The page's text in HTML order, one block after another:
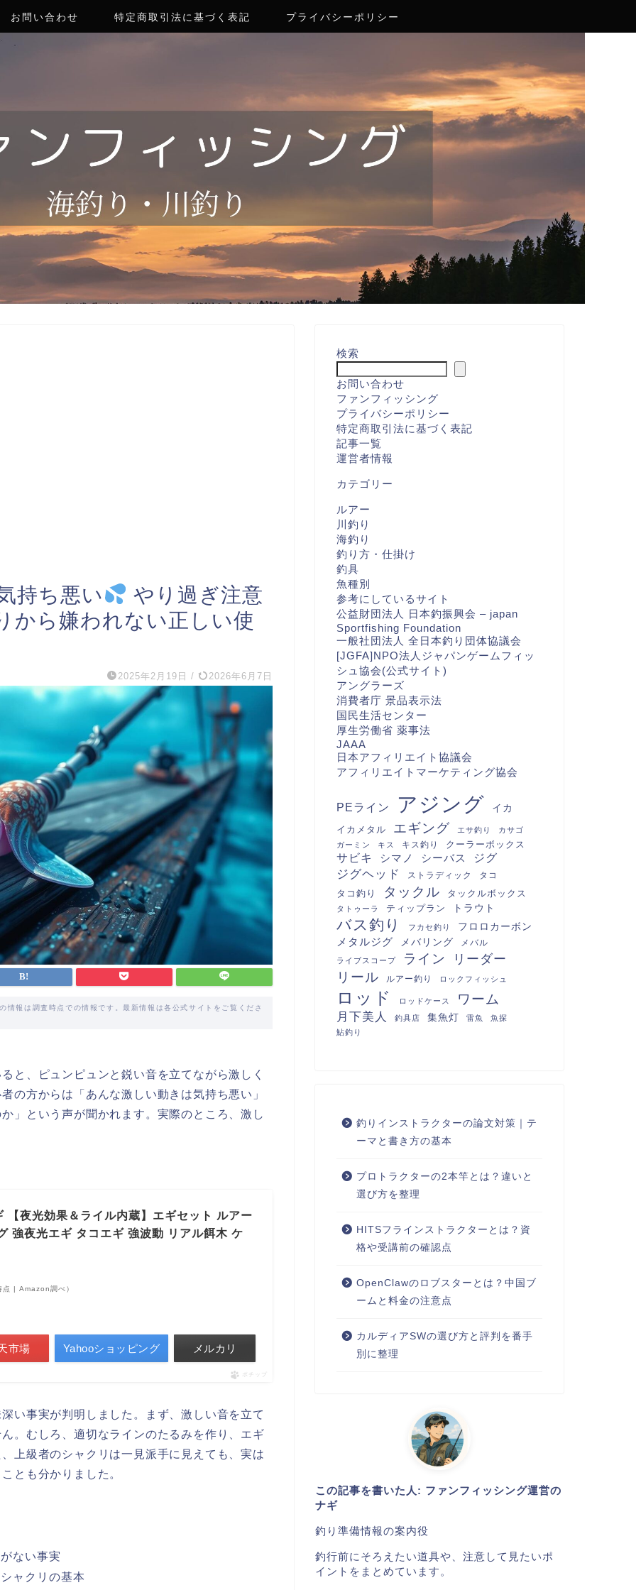
お問い合わせ 特定商取引法に基づく表記 プライバシーポリシー
持ち悪い
やり過ぎ注意
から嫌われない正しい使
2025年2月19日 / 2026年6月7日
報は調査時点での情報です。最新情報は各公式サイトをご覧くださ
と、ピュンピュンと鋭い音を立てながら激しく
の方からは「あんな激しい動きは気持ち悪い」
」という声が聞かれます。実際のところ、激し
【夜光効果＆ライル内蔵】エギセット ルアー
強夜光エギ タコエギ 強波動 リアル餌木 ケ
| Amazon調べ）
市場 Yahooショッピング メルカリ
ポチップ
い事実が判明しました。まず、激しい音を立て
。むしろ、適切なラインのたるみを作り、エギ
上級者のシャクリは一見派手に見えても、実は
とも分かりました。
ない事実
ャクリの基本
検索
お問い合わせ
ファンフィッシング
プライバシーポリシー
特定商取引法に基づく表記
記事一覧
運営者情報
カテゴリー
ルアー
川釣り
海釣り
釣り方・仕掛け
釣具
魚種別
参考にしているサイト
公益財団法人 日本釣振興会 – japan
Sportfishing Foundation
一般社団法人 全日本釣り団体協議会
[JGFA]NPO法人ジャパンゲームフィッ
シュ協会(公式サイト)
アングラーズ
消費者庁 景品表示法
国民生活センター
厚生労働省 薬事法
JAAA
日本アフィリエイト協議会
アフィリエイトマーケティング協会
PEライン アジング イカ
イカメタル エギング エサ釣り
カサゴ
ガーミン
キス キス釣り クーラーボックス
サビキ シマノ シーバス ジグ
ジグヘッド ストラディック タコ
タコ釣り タックル タックルボックス
タトゥーラ ティップラン トラウト
バス釣り フカセ釣り フロロカーボン
メタルジグ メバリング メバル
ライブスコープ ライン リーダー
リール ルアー釣り ロックフィッシュ
ロッド ロッドケース ワーム
月下美人 釣具店 集魚灯 雷魚
魚探
鮎釣り
釣りインストラクターの論文対策｜テ
ーマと書き方の基本
プロトラクターの2本竿とは？違いと
選び方を整理
HITSフラインストラクターとは？資
格や受講前の確認点
OpenClawのロブスターとは？中国ブ
ームと料金の注意点
カルディアSWの選び方と評判を番手
別に整理
この記事を書いた人: ファンフィッシング運営の
ナギ
釣り準備情報の案内役
釣行前にそろえたい道具や、注意して見たいポ
イントをまとめています。